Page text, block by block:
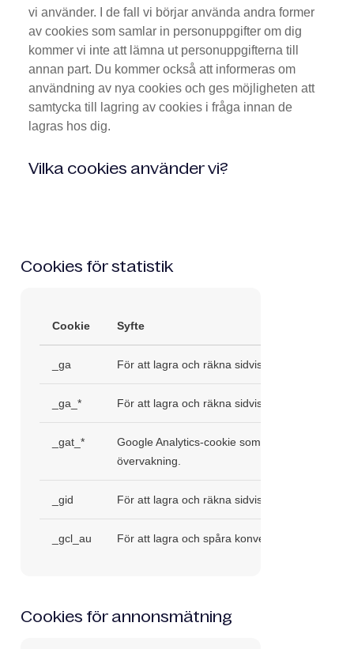
vi använder. I de fall vi börjar använda andra former
av cookies som samlar in personuppgifter om dig
kommer vi inte att lämna ut personuppgifterna till
annan part. Du kommer också att informeras om
användning av nya cookies och ges möjligheten att
samtycka till lagring av cookies i fråga innan de
lagras hos dig.
Vilka cookies använder vi?
Cookies för statistik
Cookie Syfte
_ga För att lagra och räkna sidvisningar.
_ga_* För att lagra och räkna sidvisningar.
_gat_*
Google Analytics-cookie som tillhandahåller
övervakning.
_gid För att lagra och räkna sidvisningar.
_gcl_au För att lagra och spåra konverteringar.
Cookies för annonsmätning